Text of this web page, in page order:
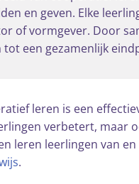
en geven. Elke
of vormgever. Door
tot een gezamenlijk
leren is een
verbetert, maar
leren leerlingen van
.